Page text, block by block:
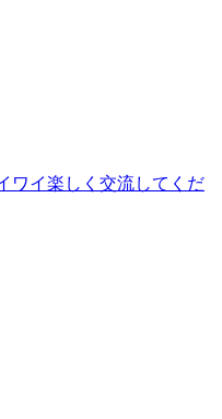
ワイ楽しく交流してくだ